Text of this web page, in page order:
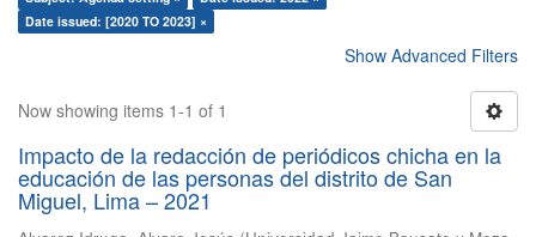
Date issued: [2020 TO 2023] ×
Show Advanced Filters
Now showing items 1-1 of 1
Impacto de la redacción de periódicos chicha en la
educación de las personas del distrito de San
Miguel, Lima – 2021